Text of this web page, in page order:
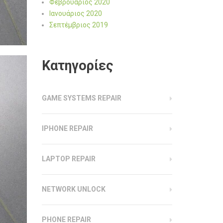
Φεβρουάριος 2020
Ιανουάριος 2020
Σεπτέμβριος 2019
Kατηγορίες
GAME SYSTEMS REPAIR
IPHONE REPAIR
LAPTOP REPAIR
NETWORK UNLOCK
PHONE REPAIR